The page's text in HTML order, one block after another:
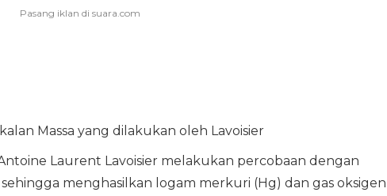
Massa yang dilakukan oleh Lavoisier
Laurent Lavoisier melakukan percobaan dengan
menghasilkan logam merkuri (Hg) dan gas oksigen